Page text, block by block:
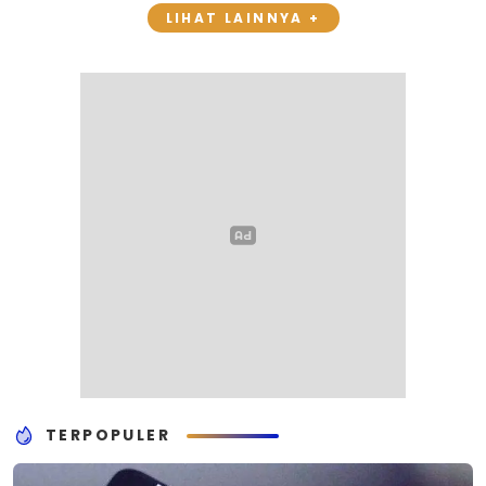
LIHAT LAINNYA +
TERPOPULER